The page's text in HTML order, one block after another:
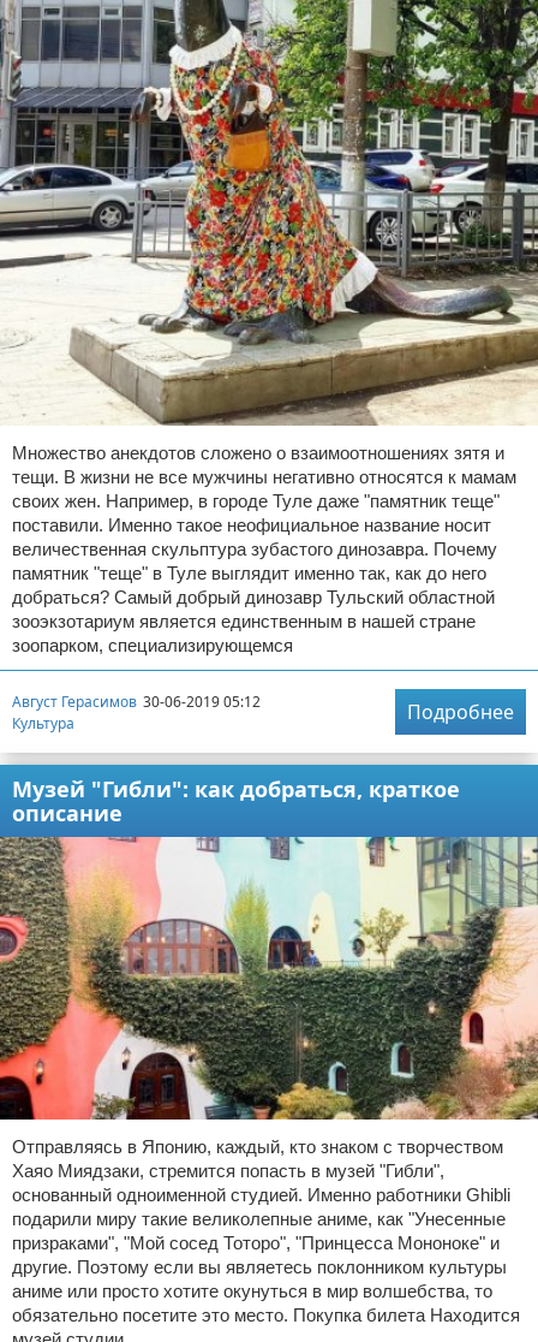
Множество анекдотов сложено о взаимоотношениях зятя и
тещи. В жизни не все мужчины негативно относятся к мамам
своих жен. Например, в городе Туле даже "памятник теще"
поставили. Именно такое неофициальное название носит
величественная скульптура зубастого динозавра. Почему
памятник "теще" в Туле выглядит именно так, как до него
добраться? Самый добрый динозавр Тульский областной
зооэкзотариум является единственным в нашей стране
зоопарком, специализирующемся
Август Герасимов 30-06-2019 05:12
Культура
Подробнее
Музей "Гибли": как добраться, краткое
описание
Отправляясь в Японию, каждый, кто знаком с творчеством
Хаяо Миядзаки, стремится попасть в музей "Гибли",
основанный одноименной студией. Именно работники Ghibli
подарили миру такие великолепные аниме, как "Унесенные
призраками", "Мой сосед Тоторо", "Принцесса Мононоке" и
другие. Поэтому если вы являетесь поклонником культуры
аниме или просто хотите окунуться в мир волшебства, то
обязательно посетите это место. Покупка билета Находится